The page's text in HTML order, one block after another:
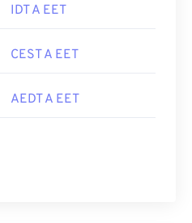
IDT A EET
CEST A EET
AEDT A EET